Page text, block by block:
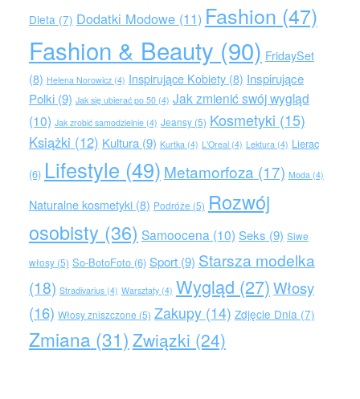
Dieta(7) Dodatki Modowe(11) Fashion (47)
Fashion & Beauty (90) FridaySet
(8) Helena Norowicz(4) Inspirujące Kobiety(8) Inspirujące
Polki(9) Jak się ubierać po 50(4) Jak zmienić swój wygląd
(10) Jak zrobić samodzielnie(4) Jeansy(5) Kosmetyki (15)
Książki (12) Kultura(9) Kurtka(4) L'Oreal(4) Lektura(4) Lierac
(6) Lifestyle (49) Metamorfoza (17) Moda(4)
Naturalne kosmetyki(8) Podróże (5) Rozwój
osobisty (36) Samoocena (10) Seks (9) Siwe
włosy(5) So-BotoFoto(6) Sport(9) Starsza modelka
(18) Stradivarius(4) Warsztaty(4) Wygląd (27)Włosy
(16) Włosy zniszczone (5) Zakupy(14) Zdjęcie Dnia(7)
Zmiana (31) Związki (24)